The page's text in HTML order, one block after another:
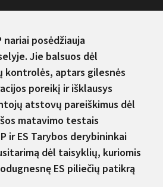
nariai posėdžiauja
Jie balsuos dėl
kontrolės, aptars gilesnės
poreikį ir išklausys
atstovų pareiškimus dėl
matavimo testais
ir ES Tarybos derybininkai
dėl taisyklių, kuriomis
ES piliečių patikrą